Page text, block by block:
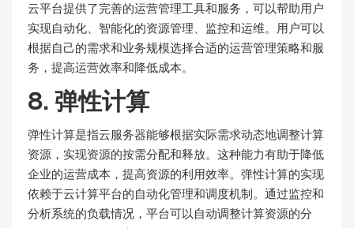
云平台提供了完善的运营管理工具和服务，可以帮助用户
实现自动化、智能化的资源管理、监控和运维。用户可以
根据自己的需求和业务规模选择合适的运营管理策略和服
务，提高运营效率和降低成本。
8. 弹性计算
弹性计算是指云服务器能够根据实际需求动态地调整计算
资源，实现资源的按需分配和释放。这种能力有助于降低
企业的运营成本，提高资源的利用效率。弹性计算的实现
依赖于云计算平台的自动化管理和调度机制。通过监控和
分析系统的负载情况，平台可以自动调整计算资源的分